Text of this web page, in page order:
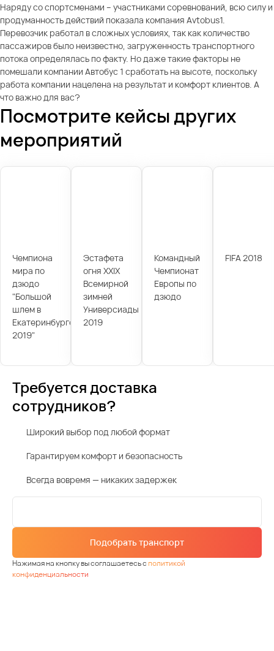
Наряду со спортсменами – участниками соревнований, всю силу и
продуманность действий показала компания Avtobus1.
Перевозчик работал в сложных условиях, так как количество
пассажиров было неизвестно, загруженность транспортного
потока определялась по факту. Но даже такие факторы не
помешали компании Автобус 1 сработать на высоте, поскольку
работа компании нацелена на результат и комфорт клиентов. А
что важно для вас?
Посмотрите кейсы других
мероприятий
Чемпиона
мира по
дзюдо
"Большой
шлем в
Екатеринбурге
2019"
Эстафета
огня XXIX
Всемирной
зимней
Универсиады
2019
Командный
Чемпионат
Европы по
дзюдо
FIFA 2018
Требуется доставка
сотрудников?
Широкий выбор под любой формат
Гарантируем комфорт и безопасность
Всегда вовремя — никаких задержек
Подобрать транспорт
Нажимая на кнопку вы соглашаетесь сполитикой
конфиденциальности